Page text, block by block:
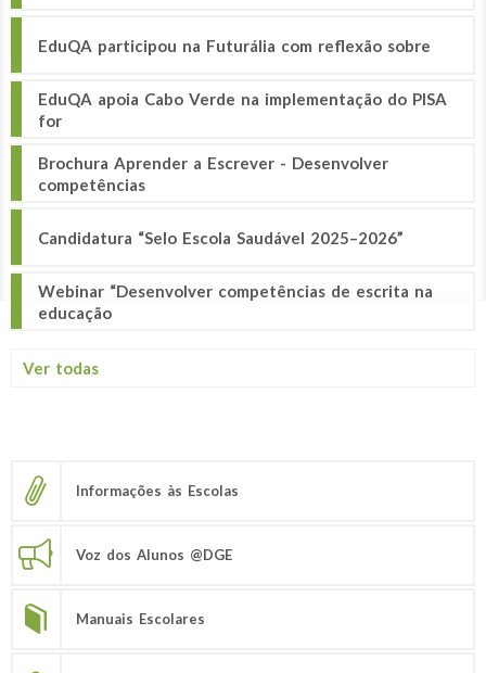
EduQA participou na Futurália com reflexão sobre
EduQA apoia Cabo Verde na implementação do PISA
for
Brochura Aprender a Escrever - Desenvolver
competências
Candidatura “Selo Escola Saudável 2025–2026”
Webinar “Desenvolver competências de escrita na
educação
Ver todas
Informações às Escolas
Voz dos Alunos @DGE
Manuais Escolares